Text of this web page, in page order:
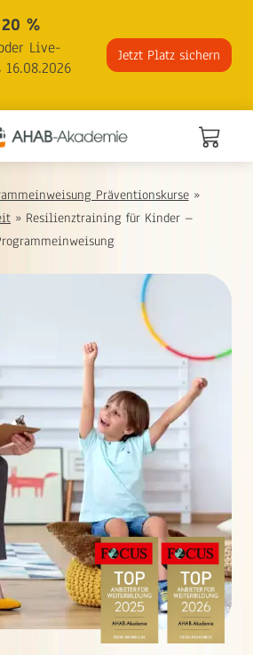
%
Live-
Jetzt Platz sichern
Präventionskurse»
» Resilienztraining für Kinder –